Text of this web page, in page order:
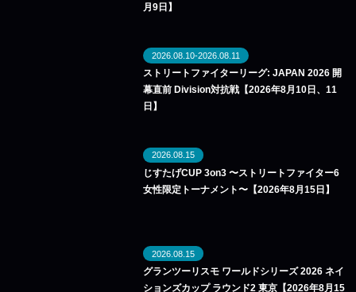
月9日】
2026.08.10-2026.08.11
ストリートファイターリーグ: JAPAN 2026 開
幕直前 Division対抗戦【2026年8月10日、11
日】
2026.08.15
じすたげCUP 3on3 〜ストリートファイター6
女性限定トーナメント〜【2026年8月15日】
2026.08.15
グランツーリスモ ワールドシリーズ 2026 ネイ
ションズカップ ラウンド2 東京【2026年8月15